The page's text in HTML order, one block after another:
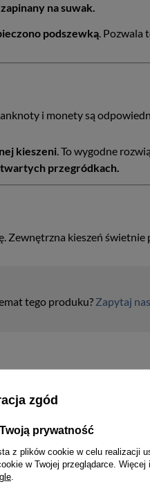
na suwak.
podszewką. Pozwala
i monety są
kieszeni. To wygodne
przegródkach.
Zewnętrzna kieszeń
tego produku? Zapytaj
zgód
prywatność
z plików cookie w celu realizacji
w Twojej przeglądarce.